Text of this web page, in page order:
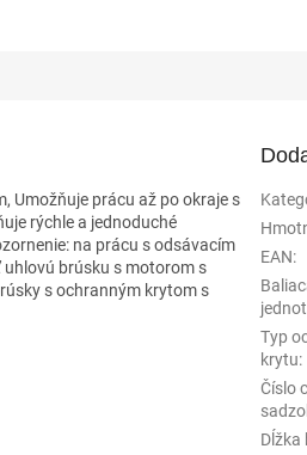
Umožňuje prácu až po okraje s
rýchle a jednoduché
na prácu s odsávacím
brúsku s motorom s
s ochranným krytom s
EAN:
Typ
krytu:
Číslo
Dĺžka